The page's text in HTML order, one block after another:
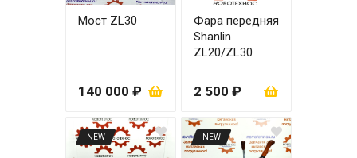
Мост ZL30
140 000 ₽
Фара передняя
Shanlin
ZL20/ZL30
2 500 ₽
NEW NEW